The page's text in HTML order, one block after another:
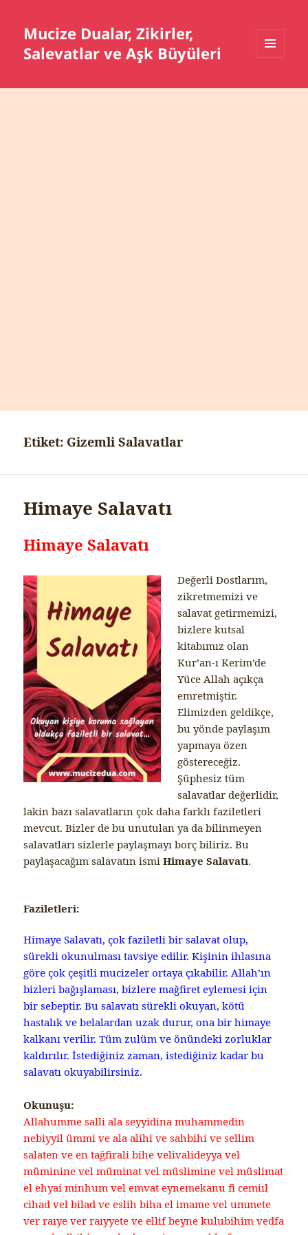
Mucize Dualar, Zikirler,
Salevatlar ve Aşk Büyüleri
BILEŞENLER
Etiket: Gizemli Salavatlar
Himaye Salavatı
Himaye Salavatı
Değerli Dostlarım,
zikretmemizi ve
salavat getirmemizi,
bizlere kutsal
kitabımız olan
Kur’an-ı Kerim’de
Yüce Allah açıkça
emretmiştir.
Elimizden geldikçe,
bu yönde paylaşım
yapmaya özen
göstereceğiz.
Şüphesiz tüm
salavatlar değerlidir,
lakin bazı salavatların çok daha farklı faziletleri
mevcut. Bizler de bu unutulan ya da bilinmeyen
salavatları sizlerle paylaşmayı borç biliriz. Bu
paylaşacağım salavatın ismiHimaye Salavatı.
Faziletleri:
Himaye Salavatı, çok faziletli bir salavat olup,
sürekli okunulması tavsiye edilir. Kişinin ihlasına
göre çok çeşitli mucizeler ortaya çıkabilir. Allah’ın
bizleri bağışlaması, bizlere mağfiret eylemesi için
bir sebeptir. Bu salavatı sürekli okuyan, kötü
hastalık ve belalardan uzak durur, ona bir himaye
kalkanı verilir. Tüm zulüm ve önündeki zorluklar
kaldırılır. İstediğiniz zaman, istediğiniz kadar bu
salavatı okuyabilirsiniz.
Okunuşu:
Allahumme salli ala seyyidina muhammedin
nebiyyil ümmi ve ala alihi ve sahbihi ve sellim
salaten ve en tağfirali bihe velivalideyya vel
müminine vel müminat vel müslimine vel müslimat
el ehyai minhum vel emvat eynemekanu fi cemiıl
cihad vel bilad ve eslih biha el imame vel ummete
ver raıye ver raıyyete ve ellif beyne kulubihim vedfa